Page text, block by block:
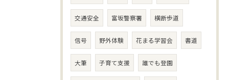
交通安全 富坂警察署 横断歩道
信号 野外体験 花まる学習会 書道
大筆 子育て支援 誰でも登園